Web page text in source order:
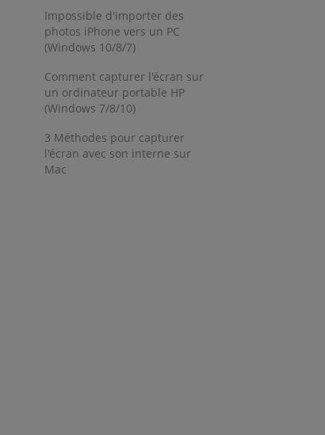
Impossible d'importer des
photos iPhone vers un PC
(Windows 10/8/7)
Comment capturer l'écran sur
un ordinateur portable HP
(Windows 7/8/10)
3 Méthodes pour capturer
l'écran avec son interne sur
Mac